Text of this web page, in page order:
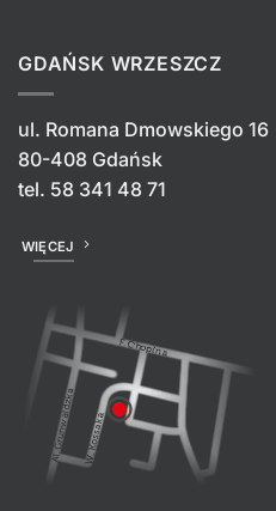
GDAŃSK WRZESZCZ
ul. Romana Dmowskiego 16
80-408 Gdańsk
tel. 58 341 48 71
WIĘCEJ